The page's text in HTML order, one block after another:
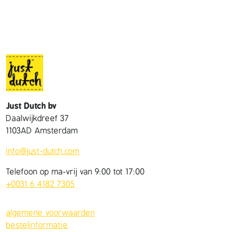
Just Dutch bv
Daalwijkdreef 37
1103AD Amsterdam
info@just-dutch.com
Telefoon op ma-vrij van 9:00 tot 17:00
+0031 6 4182 7305
algemene voorwaarden
bestelinformatie